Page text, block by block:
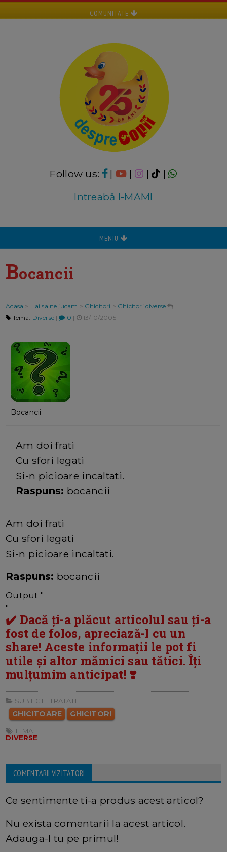
COMUNITATE
Follow us: | | |
|
Intreabă I-MAMI
MENIU
Bocancii
Acasa > Hai sa ne jucam > Ghicitori > Ghicitori diverse
Tema: Diverse| 0 | 13/10/2005
Bocancii
Am doi frati
Cu sfori legati
Si-n picioare incaltati.
Raspuns: bocancii
Am doi frati
Cu sfori legati
Si-n picioare incaltati.
Raspuns: bocancii
Output "
"
✔️ Dacă ți-a plăcut articolul sau ți-a
fost de folos, apreciază-l cu un
share! Aceste informații le pot fi
utile și altor mămici sau tătici. Îți
mulțumim anticipat! ❣️
SUBIECTE TRATATE:
GHICITOARE GHICITORI
TEMA:
DIVERSE
COMENTARII VIZITATORI
Ce sentimente ti-a produs acest articol?
Nu exista comentarii la acest articol.
Adauga-l tu pe primul!